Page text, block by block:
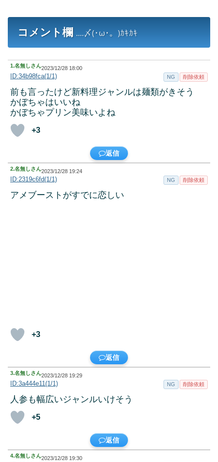
コメント欄 ....〆(･ω･。)ｶｷｶｷ
1.名無しさん2023/12/28 18:00
ID:34b98fca(1/1) NG 削除依頼
前も言ったけど新料理ジャンルは麺類がきそう
かぼちゃはいいね
かぼちゃプリン美味いよね
+3
返信
2.名無しさん2023/12/28 19:24
ID:2319c6fd(1/1) NG 削除依頼
アメブーストがすでに恋しい
+3
返信
3.名無しさん2023/12/28 19:29
ID:3a444e11(1/1) NG 削除依頼
人参も幅広いジャンルいけそう
+5
返信
4.名無しさん2023/12/28 19:30